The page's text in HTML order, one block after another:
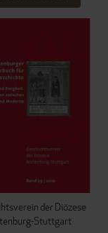
der Diözese
Stuttgart